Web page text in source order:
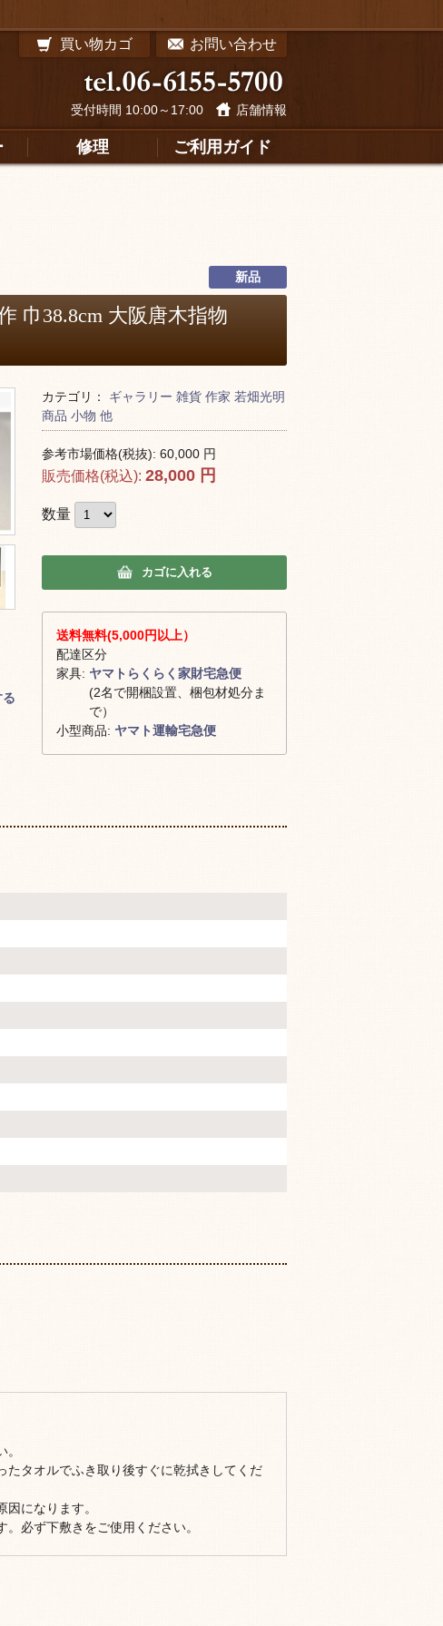
買い物カゴ お問い合わせ
受付時間 10:00～17:00 店舗情報
修理 ご利用ガイド
新品
巾38.8cm 大阪唐木指物
カテゴリ： ギャラリー 雑貨 作家 若畑光明
商品 小物 他
参考市場価格(税抜): 60,000 円
販売価格(税込): 28,000 円
数量
カゴに入れる
送料無料(5,000円以上）
配達区分
家具: ヤマトらくらく家財宅急便
(2名で開梱設置、梱包材処分ま
で）
小型商品: ヤマト運輸宅急便
たタオルでふき取り後すぐに乾拭きしてくだ
になります。
必ず下敷きをご使用ください。